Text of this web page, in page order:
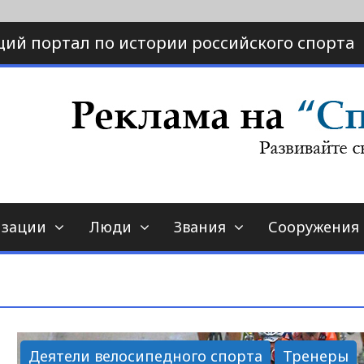
портал по истории российского спорта
страна.ру
по истории спорта
Люди Звания Сооружения
Деятели велосипедного спорта Тренеры